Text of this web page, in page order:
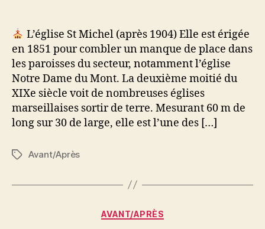
L’église St Michel (après 1904) Elle est érigée
en 1851 pour combler un manque de place dans
les paroisses du secteur, notamment l’église
Notre Dame du Mont. La deuxième moitié du
XIXe siècle voit de nombreuses églises
marseillaises sortir de terre. Mesurant 60 m de
long sur 30 de large, elle est l’une des […]
Étiquettes
Avant/Après
Catégories
AVANT/APRÈS